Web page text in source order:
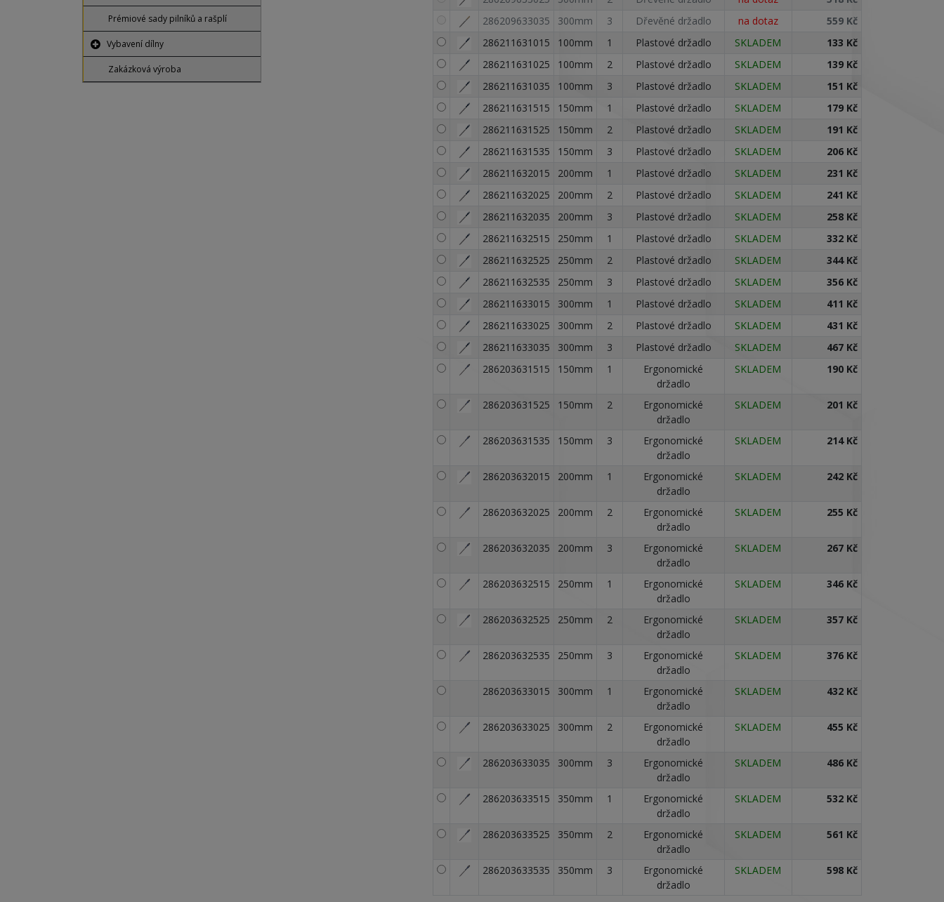
Prémiové sady pilníků a rašplí
Vybavení dílny
Zakázková výroba
286209633035
300mm 3 Dřevěné držadlo na dotaz
559 Kč
286211631015
100mm 1 Plastové držadlo SKLADEM
133 Kč
286211631025
100mm 2 Plastové držadlo SKLADEM
139 Kč
286211631035
100mm 3 Plastové držadlo SKLADEM
151 Kč
286211631515
150mm 1 Plastové držadlo SKLADEM
179 Kč
286211631525
150mm 2 Plastové držadlo SKLADEM
191 Kč
286211631535
150mm 3 Plastové držadlo SKLADEM
206 Kč
286211632015
200mm 1 Plastové držadlo SKLADEM
231 Kč
286211632025
200mm 2 Plastové držadlo SKLADEM
241 Kč
286211632035
200mm 3 Plastové držadlo SKLADEM
258 Kč
286211632515
250mm 1 Plastové držadlo SKLADEM
332 Kč
286211632525
250mm 2 Plastové držadlo SKLADEM
344 Kč
286211632535
250mm 3 Plastové držadlo SKLADEM
356 Kč
286211633015
300mm 1 Plastové držadlo SKLADEM
411 Kč
286211633025
300mm 2 Plastové držadlo SKLADEM
431 Kč
286211633035
300mm 3 Plastové držadlo SKLADEM
467 Kč
286203631515
150mm 1
Ergonomické
držadlo
SKLADEM 190 Kč
286203631525 150mm 2
Ergonomické
držadlo
SKLADEM 201 Kč
286203631535 150mm 3
Ergonomické
držadlo
SKLADEM 214 Kč
286203632015 200mm 1
Ergonomické
držadlo
SKLADEM 242 Kč
286203632025 200mm 2
Ergonomické
držadlo
SKLADEM 255 Kč
286203632035 200mm 3
Ergonomické
držadlo
SKLADEM 267 Kč
286203632515 250mm 1
Ergonomické
držadlo
SKLADEM 346 Kč
286203632525 250mm 2
Ergonomické
držadlo
SKLADEM 357 Kč
286203632535 250mm 3
Ergonomické
držadlo
SKLADEM 376 Kč
286203633015 300mm 1
Ergonomické
držadlo
SKLADEM 432 Kč
286203633025 300mm 2
Ergonomické
držadlo
SKLADEM 455 Kč
286203633035 300mm 3
Ergonomické
držadlo
SKLADEM 486 Kč
286203633515 350mm 1
Ergonomické
držadlo
SKLADEM 532 Kč
286203633525 350mm 2
Ergonomické
držadlo
SKLADEM 561 Kč
286203633535 350mm 3
Ergonomické
držadlo
SKLADEM 598 Kč